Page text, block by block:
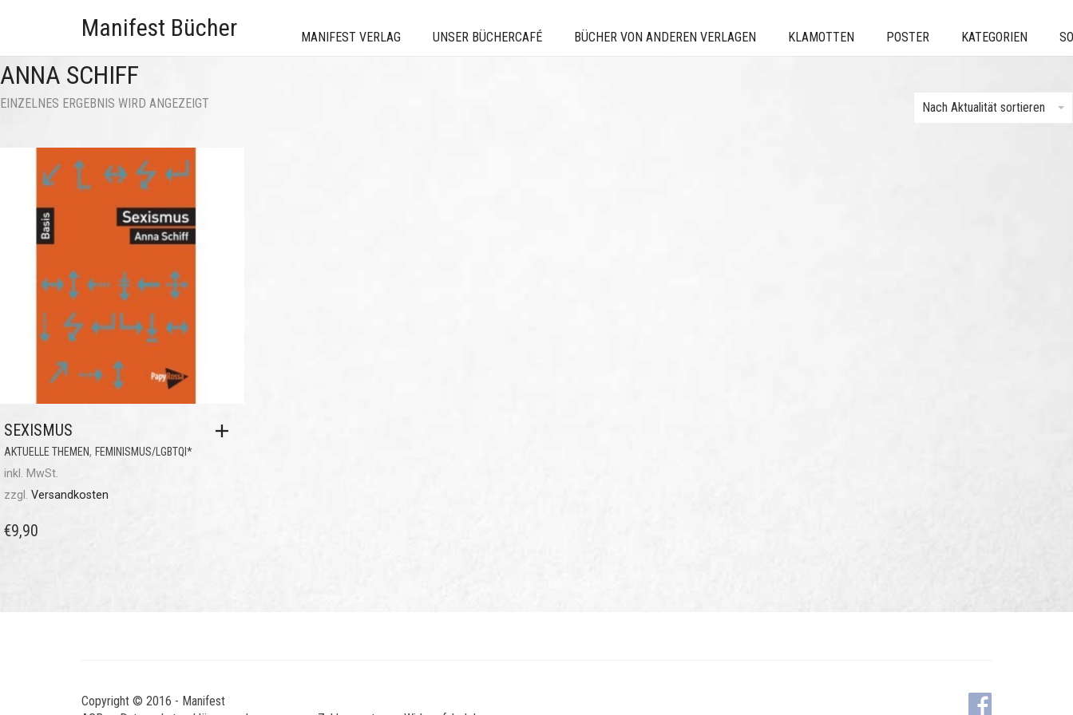
Manifest Bücher MANIFEST VERLAG UNSER BÜCHERCAFÉ BÜCHER VON ANDEREN VERLAGEN KLAMOTTEN POSTER KATEGORIEN
ANNA SCHIFF
EINZELNES ERGEBNIS WIRD ANGEZEIGT Nach Aktualität sortieren
SEXISMUS
AKTUELLE THEMEN, FEMINISMUS/LGBTQI*
inkl. MwSt.
zzgl. Versandkosten
€9,90
Copyright © 2016 - Manifest